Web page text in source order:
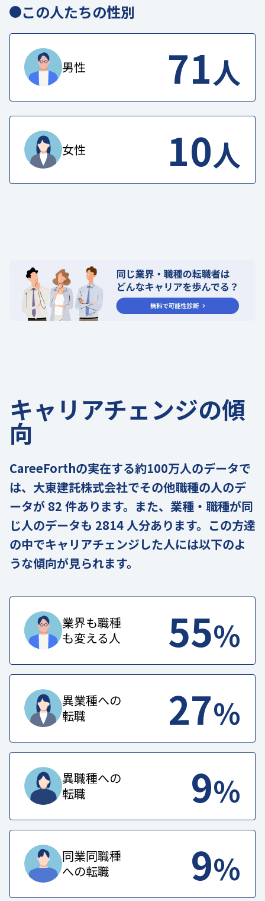
この人たちの性別
男性 71人
女性 10人
キャリアチェンジの傾
向
CareeForthの実在する約100万人のデータで
は、大東建託株式会社でその他職種の人のデ
ータが 82 件あります。また、業種・職種が同
じ人のデータも 2814 人分あります。この方達
の中でキャリアチェンジした人には以下のよ
うな傾向が見られます。
業界も職種
も変える人
55%
異業種への
転職
27%
異職種への
転職
9%
同業同職種
への転職
9%